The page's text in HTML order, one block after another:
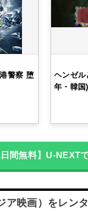
警察 堕
ヘンゼル
年・韓国)
日間無料】U-NEXT
ア映画）をレン